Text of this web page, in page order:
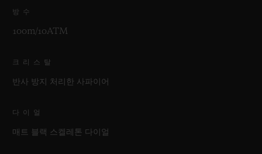
방수
100m/10ATM
크리스탈
반사 방지 처리한 사파이어
다이얼
매트 블랙 스켈레톤 다이얼